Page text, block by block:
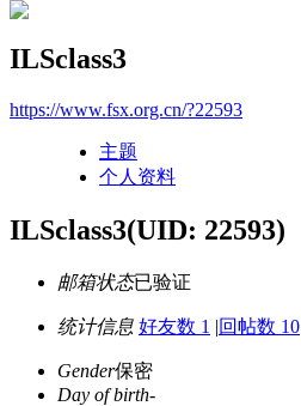
ILSclass3
https://www.fsx.org.cn/?22593
主题
个人资料
ILSclass3(UID: 22593)
邮箱状态已验证
统计信息 好友数 1 |回帖数 10
Gender保密
Day of birth-